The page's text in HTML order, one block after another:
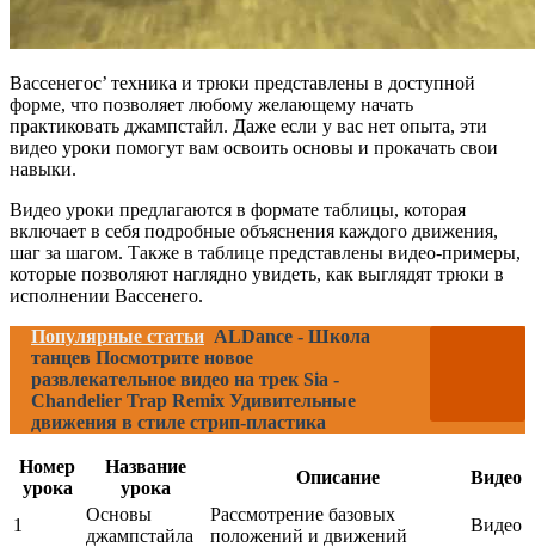
Вассенегос’ техника и трюки представлены в доступной
форме, что позволяет любому желающему начать
практиковать джампстайл. Даже если у вас нет опыта, эти
видео уроки помогут вам освоить основы и прокачать свои
навыки.
Видео уроки предлагаются в формате таблицы, которая
включает в себя подробные объяснения каждого движения,
шаг за шагом. Также в таблице представлены видео-примеры,
которые позволяют наглядно увидеть, как выглядят трюки в
исполнении Вассенего.
Популярные статьи ALDance - Школа
танцев Посмотрите новое
развлекательное видео на трек Sia -
Chandelier Trap Remix Удивительные
движения в стиле стрип-пластика
Номер
урока
Название
урока
Описание Видео
1
Основы
джампстайла
Рассмотрение базовых
положений и движений
Видео